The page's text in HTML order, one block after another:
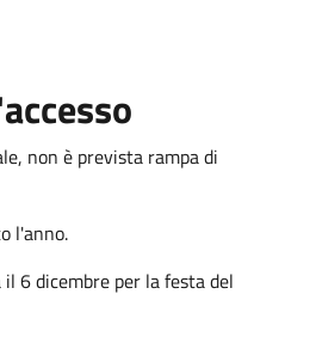
non è prevista rampa di
l'anno.
6 dicembre per la festa del